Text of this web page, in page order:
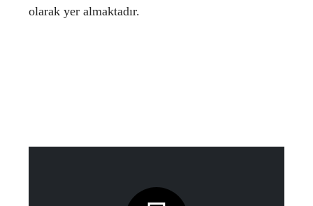
olarak yer almaktadır.